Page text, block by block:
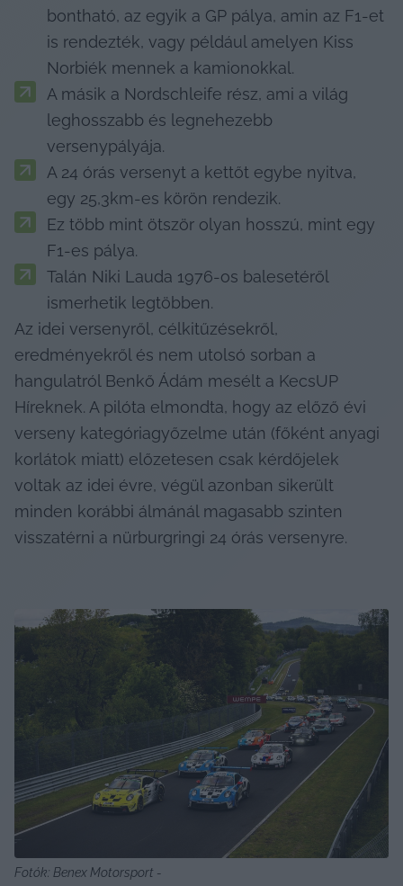
bontható, az egyik a GP pálya, amin az F1-et
is rendezték, vagy például amelyen Kiss
Norbiék mennek a kamionokkal.
A másik a Nordschleife rész, ami a világ
leghosszabb és legnehezebb
versenypályája.
A 24 órás versenyt a kettőt egybe nyitva,
egy 25,3km-es körön rendezik.
Ez több mint ötször olyan hosszú, mint egy
F1-es pálya.
Talán Niki Lauda 1976-os balesetéről
ismerhetik legtöbben.
Az idei versenyről, célkitűzésekről,
eredményekről és nem utolsó sorban a
hangulatról Benkő Ádám mesélt a KecsUP
Híreknek. A pilóta elmondta, hogy az előző évi
verseny kategóriagyőzelme után (főként anyagi
korlátok miatt) előzetesen csak kérdőjelek
voltak az idei évre, végül azonban sikerült
minden korábbi álmánál magasabb szinten
visszatérni a nürburgringi 24 órás versenyre.
Fotók: Benex Motorsport -